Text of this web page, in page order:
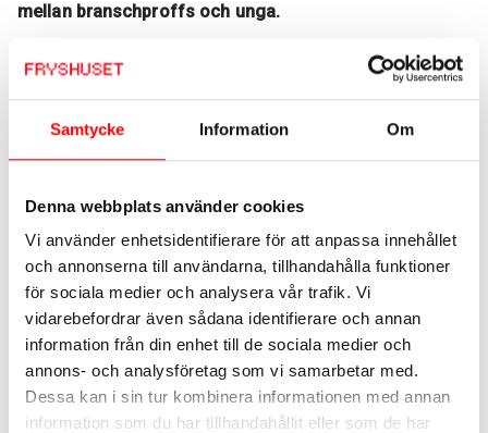
Samtycke Information Om
Denna webbplats använder cookies
Vi använder enhetsidentifierare för att anpassa innehållet
och annonserna till användarna, tillhandahålla funktioner
för sociala medier och analysera vår trafik. Vi
vidarebefordrar även sådana identifierare och annan
information från din enhet till de sociala medier och
annons- och analysföretag som vi samarbetar med.
Dessa kan i sin tur kombinera informationen med annan
information som du har tillhandahållit eller som de har
mellan branschproffs och unga.
Som en del av Fryshuset vill vi vara en självklar aktör i
svensk kulturproduktion för alla som söker nya röster,
ärliga berättelser och verklighetsnära innehåll